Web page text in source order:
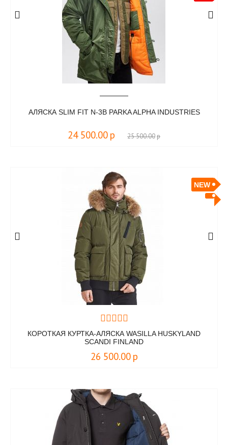
АЛЯСКА SLIM FIT N-3B PARKA ALPHA INDUSTRIES
24 500.00 р 25 500.00р
NEW
КОРОТКАЯ КУРТКА-АЛЯСКА WASILLA HUSKYLAND
SCANDI FINLAND
26 500.00 р